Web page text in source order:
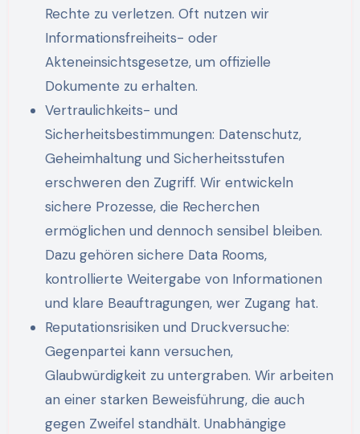
Rechte zu verletzen. Oft nutzen wir
Informationsfreiheits- oder
Akteneinsichtsgesetze, um offizielle
Dokumente zu erhalten.
Vertraulichkeits- und
Sicherheitsbestimmungen: Datenschutz,
Geheimhaltung und Sicherheitsstufen
erschweren den Zugriff. Wir entwickeln
sichere Prozesse, die Recherchen
ermöglichen und dennoch sensibel bleiben.
Dazu gehören sichere Data Rooms,
kontrollierte Weitergabe von Informationen
und klare Beauftragungen, wer Zugang hat.
Reputationsrisiken und Druckversuche:
Gegenpartei kann versuchen,
Glaubwürdigkeit zu untergraben. Wir arbeiten
an einer starken Beweisführung, die auch
gegen Zweifel standhält. Unabhängige